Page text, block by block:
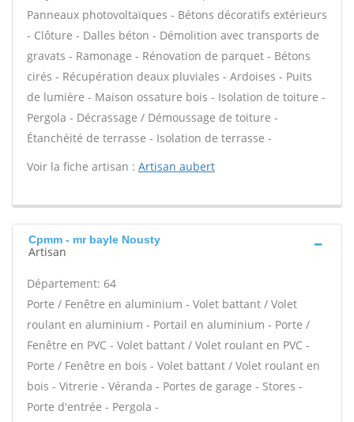
Panneaux photovoltaïques - Bétons décoratifs extérieurs
- Clôture - Dalles béton - Démolition avec transports de
gravats - Ramonage - Rénovation de parquet - Bétons
cirés - Récupération deaux pluviales - Ardoises - Puits
de lumière - Maison ossature bois - Isolation de toiture -
Pergola - Décrassage / Démoussage de toiture -
Étanchéité de terrasse - Isolation de terrasse -
Voir la fiche artisan : Artisan aubert
Cpmm - mr bayle Nousty
Artisan
Département: 64
Porte / Fenêtre en aluminium - Volet battant / Volet
roulant en aluminium - Portail en aluminium - Porte /
Fenêtre en PVC - Volet battant / Volet roulant en PVC -
Porte / Fenêtre en bois - Volet battant / Volet roulant en
bois - Vitrerie - Véranda - Portes de garage - Stores -
Porte d'entrée - Pergola -